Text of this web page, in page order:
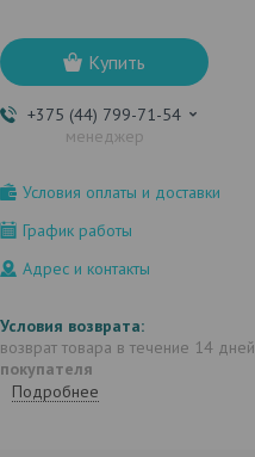
Купить
+375 (44) 799-71-54
менеджер
Условия оплаты и доставки
График работы
Адрес и контакты
возврат товара в течение 14 дней
покупателя
Подробнее